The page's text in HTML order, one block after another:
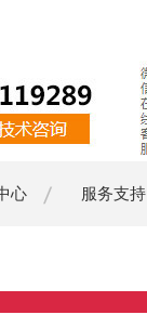
心 服务支持